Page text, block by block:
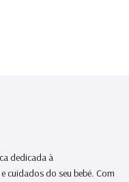
dedicada à
cuidados do seu bebé. Com